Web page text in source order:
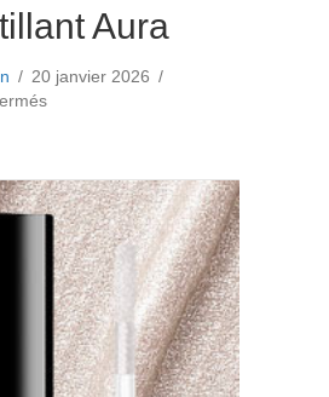
Aura
/ 20 janvier 2026 /
sur
Le Scintillant Aura